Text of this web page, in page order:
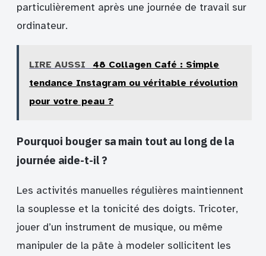
particulièrement après une journée de travail sur
ordinateur.
LIRE AUSSI
48 Collagen Café : Simple
tendance Instagram ou véritable révolution
pour votre peau ?
Pourquoi bouger sa main tout au long de la
journée aide-t-il ?
Les activités manuelles régulières maintiennent
la souplesse et la tonicité des doigts. Tricoter,
jouer d’un instrument de musique, ou même
manipuler de la pâte à modeler sollicitent les